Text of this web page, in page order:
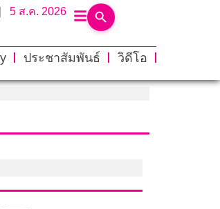
5 ส.ค. 2026
ประชาสัมพันธ์
วิดีโอ